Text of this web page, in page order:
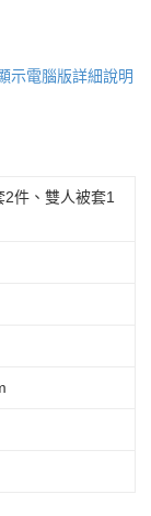
示電腦版詳細說明
件、雙人被套1